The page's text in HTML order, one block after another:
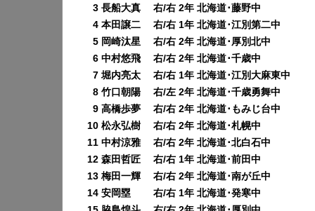
3 長船大真 右/右 2年 北海道･藤野中
4 本田譲二 右/右 1年 北海道･江別第二中
5 岡崎汰星 右/右 2年 北海道･厚別北中
6 中村悠飛 右/右 2年 北海道･千歳中
7 堀内亮太 右/右 1年 北海道･江別大麻東中
8 竹口朝陽 右/左 2年 北海道･千歳勇舞中
9 高橋歩夢 右/右 2年 北海道･もみじ台中
10 松永弘樹 右/右 2年 北海道･札幌中
11 中村涼雅 右/右 2年 北海道･北白石中
12 森田哲匠 右/右 1年 北海道･前田中
13 梅田一輝 右/右 2年 北海道･南が丘中
14 安岡塁 右/右 1年 北海道･発寒中